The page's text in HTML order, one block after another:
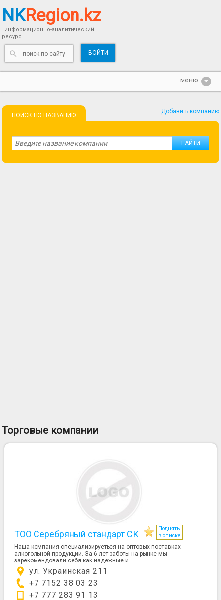
NKRegion.kz
информационно-аналитический
ресурс
ВОЙТИ
ПОИСК ПО НАЗВАНИЮ
Добавить компанию
Торговые компании
ТОО Серебряный стандарт СК
Поднять
в списке
Наша компания специализируеться на оптовых поставках
алкогольной продукции. За 6 лет работы на рынке мы
зарекомендовали себя как надежные и...
ул. Украинская 211
+7 7152 38 03 23
+7 777 283 91 13